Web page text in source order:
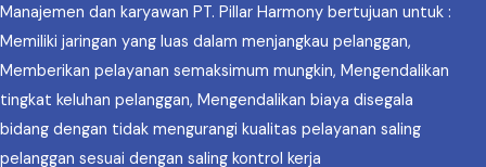
Manajemen dan karyawan PT. Pillar Harmony bertujuan untuk :
Memiliki jaringan yang luas dalam menjangkau pelanggan,
Memberikan pelayanan semaksimum mungkin, Mengendalikan
tingkat keluhan pelanggan, Mengendalikan biaya disegala
bidang dengan tidak mengurangi kualitas pelayanan saling
pelanggan sesuai dengan saling kontrol kerja